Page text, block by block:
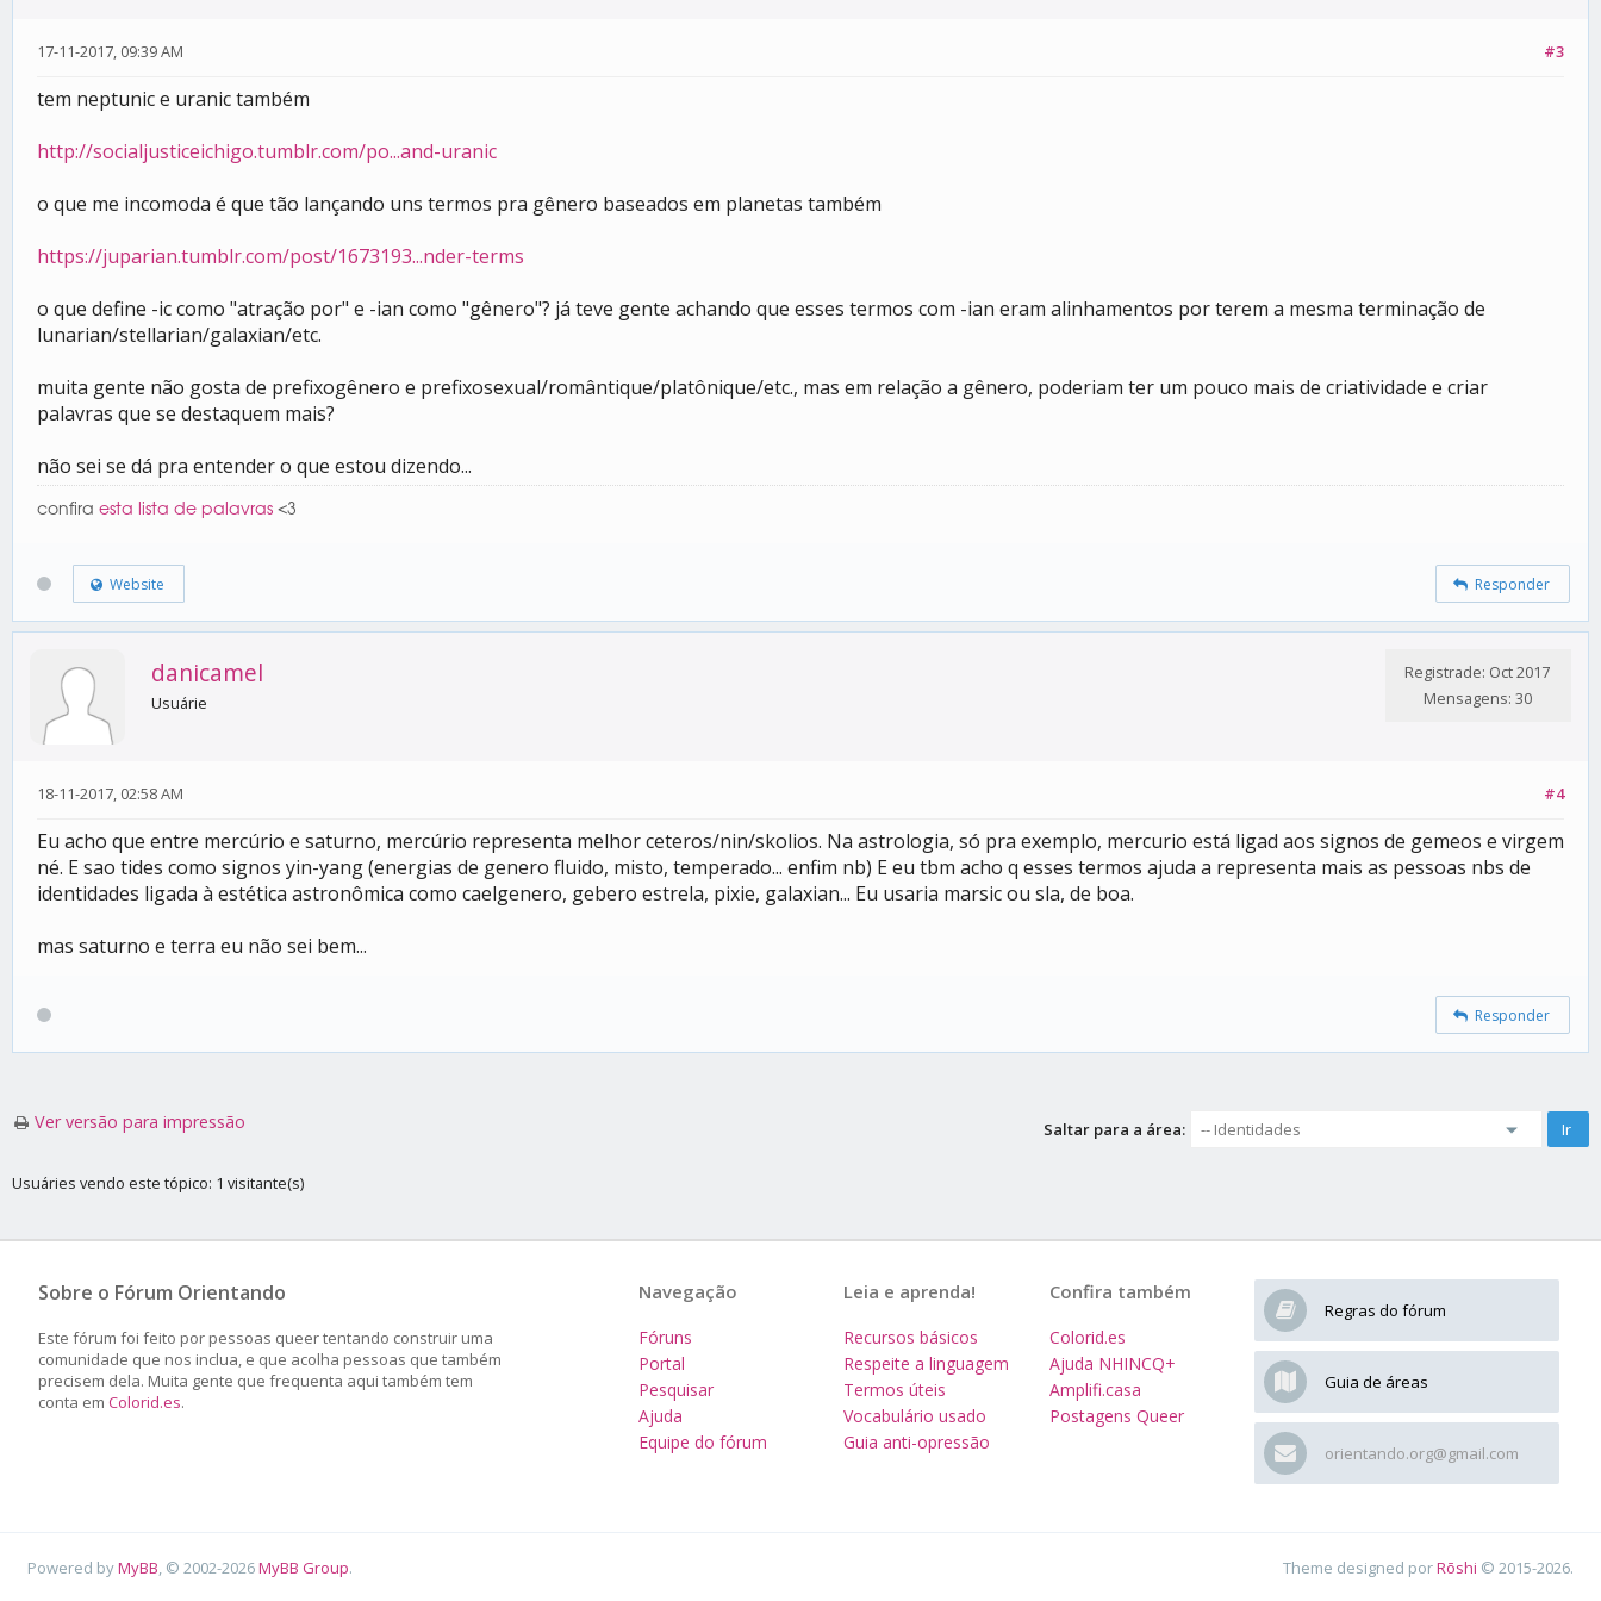
#3
17-11-2017, 09:39 AM
tem neptunic e uranic também
http://socialjusticeichigo.tumblr.com/po...and-uranic
o que me incomoda é que tão lançando uns termos pra gênero baseados em planetas também
https://juparian.tumblr.com/post/1673193...nder-terms
o que define -ic como "atração por" e -ian como "gênero"? já teve gente achando que esses termos com -ian eram alinhamentos por terem a mesma terminação de
lunarian/stellarian/galaxian/etc.
muita gente não gosta de prefixogênero e prefixosexual/romântique/platônique/etc., mas em relação a gênero, poderiam ter um pouco mais de criatividade e criar
palavras que se destaquem mais?
não sei se dá pra entender o que estou dizendo...
confira esta lista de palavras <3
Website Responder
danicamel
Usuárie
Registrade: Oct 2017
Mensagens: 30
#4
18-11-2017, 02:58 AM
Eu acho que entre mercúrio e saturno, mercúrio representa melhor ceteros/nin/skolios. Na astrologia, só pra exemplo, mercurio está ligad aos signos de gemeos e virgem
né. E sao tides como signos yin-yang (energias de genero fluido, misto, temperado... enfim nb) E eu tbm acho q esses termos ajuda a representa mais as pessoas nbs de
identidades ligada à estética astronômica como caelgenero, gebero estrela, pixie, galaxian... Eu usaria marsic ou sla, de boa.
mas saturno e terra eu não sei bem...
Responder
Ver versão para impressão Saltar para a área:
Usuáries vendo este tópico: 1 visitante(s)
Sobre o Fórum Orientando
Este fórum foi feito por pessoas queer tentando construir uma
comunidade que nos inclua, e que acolha pessoas que também
precisem dela. Muita gente que frequenta aqui também tem
conta em Colorid.es.
Regras do fórum
Guia de áreas
orientando.org@gmail.com
Confira também
Colorid.es
Ajuda NHINCQ+
Amplifi.casa
Postagens Queer
Leia e aprenda!
Recursos básicos
Respeite a linguagem
Termos úteis
Vocabulário usado
Guia anti-opressão
Navegação
Fóruns
Portal
Pesquisar
Ajuda
Equipe do fórum
Powered byMyBB , © 2002-2026MyBB Group. Theme designed porRōshi © 2015-2026.